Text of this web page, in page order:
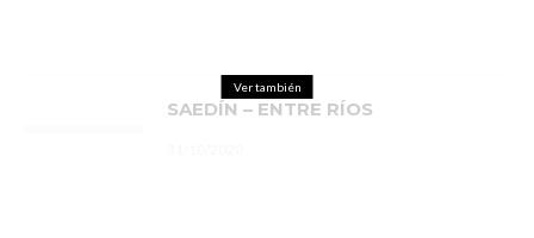
Ver también
SAEDÍN – ENTRE RÍOS